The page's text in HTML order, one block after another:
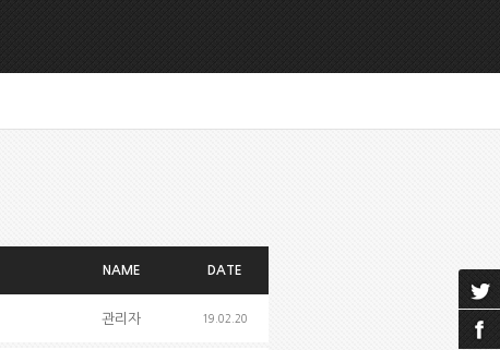
NAME DATE
관리자 19.02.20